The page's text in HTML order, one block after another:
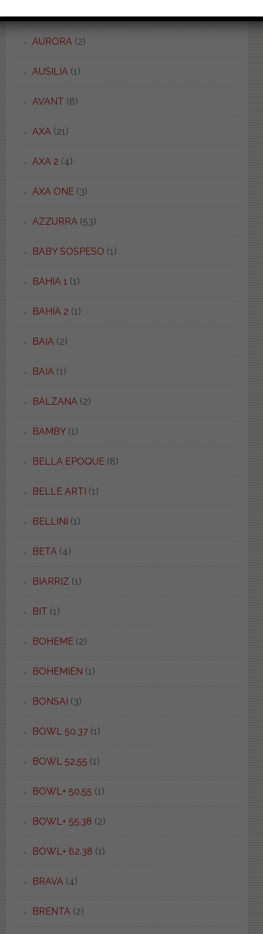
AURORA(2)
AUSILIA(1)
AVANT (8)
AXA(21)
AXA 2 (4)
AXA ONE(3)
AZZURRA(53)
BABY SOSPESO (1)
BAHIA 1 (1)
BAHIA 2 (1)
BAIA(2)
BAIA(1)
BALZANA(2)
BAMBY(1)
BELLA EPOQUE(8)
BELLE ARTI (1)
BELLINI (1)
BETA(4)
BIARRIZ (1)
BIT (1)
BOHEME(2)
BOHEMIEN (1)
BONSAI (3)
BOWL 50.37(1)
BOWL 52.55 (1)
BOWL+ 50.55 (1)
BOWL+ 55.38 (2)
BOWL+ 62.38 (1)
BRAVA(4)
BRENTA(2)